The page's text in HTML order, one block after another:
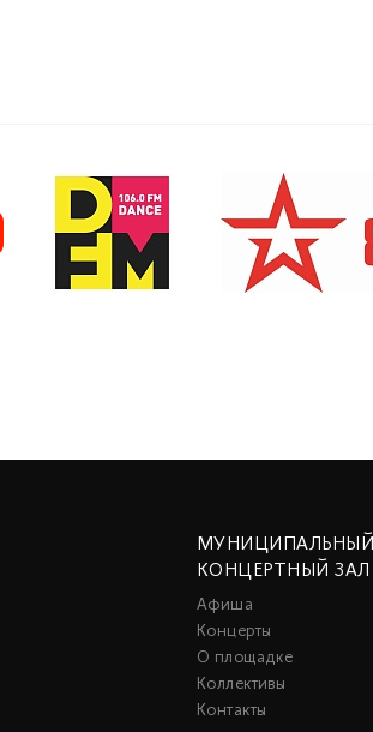
МУНИЦИПАЛЬНЫЙ
КОНЦЕРТНЫЙ ЗАЛ
Афиша
Концерты
О площадке
Коллективы
Контакты